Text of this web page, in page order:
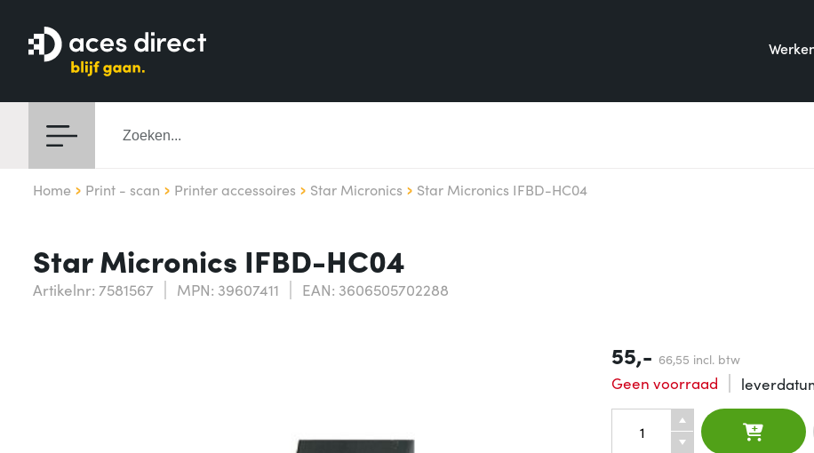
Home Print - scan Printer accessoires Star Micronics Star Micronics IFBD-HC04
Star Micronics IFBD-HC04
Artikelnr: 7581567 MPN: 39607411 EAN: 3606505702288
55,- 66,55 incl. btw
Geen voorraad